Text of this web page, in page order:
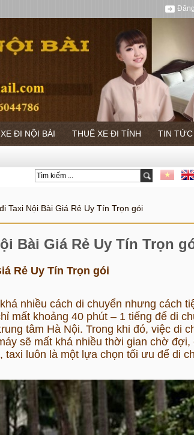
ĐI NỘI BÀI THUÊ XE ĐI TỈNH TIN TỨC
Taxi Nội Bài Giá Rẻ Uy Tín Trọn gói
Bài Giá Rẻ Uy Tín Trọn
Rẻ Uy Tín Trọn gói
nhiều cách di chuyển nhưng cách
mất khoảng 40 phút – 1 tiếng để di
tâm Hà Nội. Trong khi đó, việc di
sẽ mất khá nhiều thời gian chờ đợi,
taxi luôn là một lựa chọn tối ưu để di